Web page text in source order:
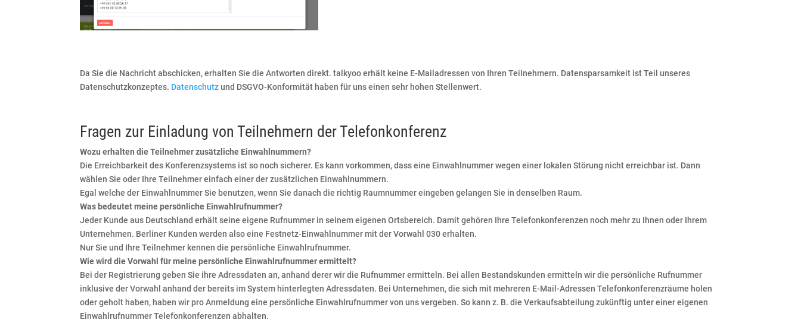
Da Sie die Nachricht abschicken, erhalten Sie die Antworten direkt. talkyoo erhält keine E-Mailadressen von Ihren Teilnehmern. Datensparsamkeit ist Teil unseres
Datenschutzkonzeptes. Datenschutzund DSGVO-Konformität haben für uns einen sehr hohen Stellenwert.
Fragen zur Einladung von Teilnehmern der Telefonkonferenz
Wozu erhalten die Teilnehmer zusätzliche Einwahlnummern?
Die Erreichbarkeit des Konferenzsystems ist so noch sicherer. Es kann vorkommen, dass eine Einwahlnummer wegen einer lokalen Störung nicht erreichbar ist. Dann
wählen Sie oder Ihre Teilnehmer einfach einer der zusätzlichen Einwahlnummern.
Egal welche der Einwahlnummer Sie benutzen, wenn Sie danach die richtig Raumnummer eingeben gelangen Sie in denselben Raum.
Was bedeutet meine persönliche Einwahlrufnummer?
Jeder Kunde aus Deutschland erhält seine eigene Rufnummer in seinem eigenen Ortsbereich. Damit gehören Ihre Telefonkonferenzen noch mehr zu Ihnen oder Ihrem
Unternehmen. Berliner Kunden werden also eine Festnetz-Einwahlnummer mit der Vorwahl 030 erhalten.
Nur Sie und Ihre Teilnehmer kennen die persönliche Einwahlrufnummer.
Wie wird die Vorwahl für meine persönliche Einwahlrufnummer ermittelt?
Bei der Registrierung geben Sie ihre Adressdaten an, anhand derer wir die Rufnummer ermitteln. Bei allen Bestandskunden ermitteln wir die persönliche Rufnummer
inklusive der Vorwahl anhand der bereits im System hinterlegten Adressdaten. Bei Unternehmen, die sich mit mehreren E-Mail-Adressen Telefonkonferenzräume holen
oder geholt haben, haben wir pro Anmeldung eine persönliche Einwahlrufnummer von uns vergeben. So kann z. B. die Verkaufsabteilung zukünftig unter einer eigenen
Einwahlrufnummer Telefonkonferenzen abhalten.